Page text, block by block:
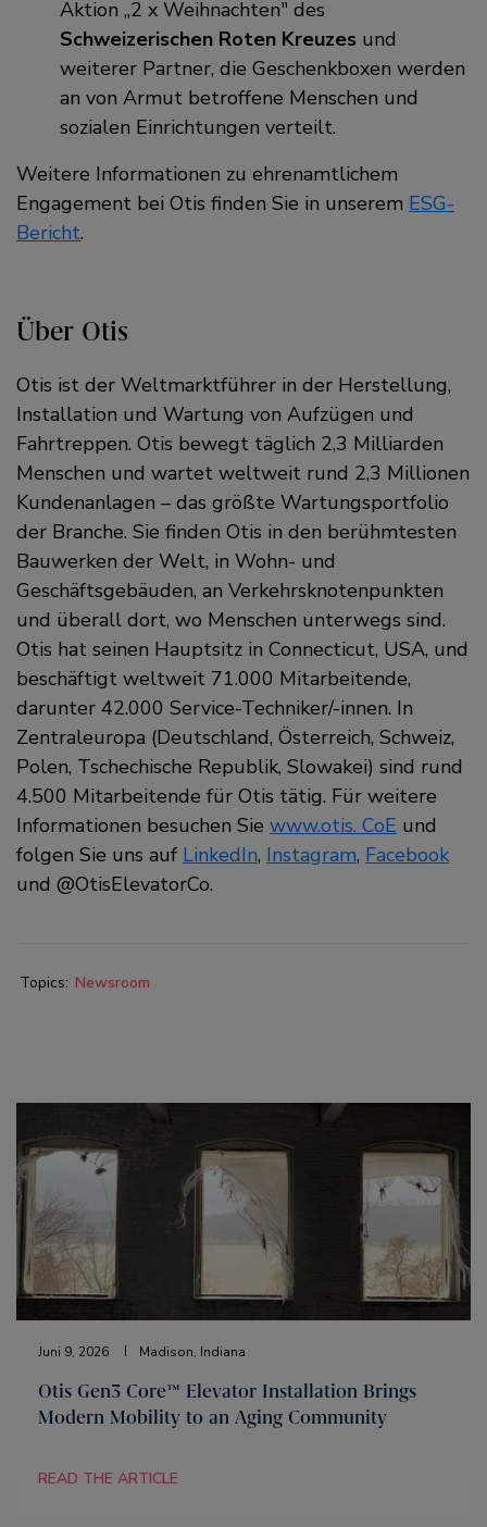
Aktion „2 x Weihnachten" des
Schweizerischen Roten Kreuzes und
weiterer Partner, die Geschenkboxen werden
an von Armut betroffene Menschen und
sozialen Einrichtungen verteilt.
Weitere Informationen zu ehrenamtlichem
Engagement bei Otis finden Sie in unserem ESG-
Bericht.
Über Otis
Otis ist der Weltmarktführer in der Herstellung,
Installation und Wartung von Aufzügen und
Fahrtreppen. Otis bewegt täglich 2,3 Milliarden
Menschen und wartet weltweit rund 2,3 Millionen
Kundenanlagen – das größte Wartungsportfolio
der Branche. Sie finden Otis in den berühmtesten
Bauwerken der Welt, in Wohn- und
Geschäftsgebäuden, an Verkehrsknotenpunkten
und überall dort, wo Menschen unterwegs sind.
Otis hat seinen Hauptsitz in Connecticut, USA, und
beschäftigt weltweit 71.000 Mitarbeitende,
darunter 42.000 Service-Techniker/-innen. In
Zentraleuropa (Deutschland, Österreich, Schweiz,
Polen, Tschechische Republik, Slowakei) sind rund
4.500 Mitarbeitende für Otis tätig. Für weitere
Informationen besuchen Sie www.otis. CoE und
folgen Sie uns auf LinkedIn, Instagram, Facebook
und @OtisElevatorCo.
Topics: Newsroom
Juni 9, 2026 Madison, Indiana
Otis Gen3 Core™ Elevator Installation Brings
Modern Mobility to an Aging Community
READ THE ARTICLE